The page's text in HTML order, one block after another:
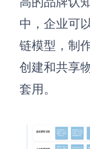
中，企业可
链模型，制
创建和共享
套用。